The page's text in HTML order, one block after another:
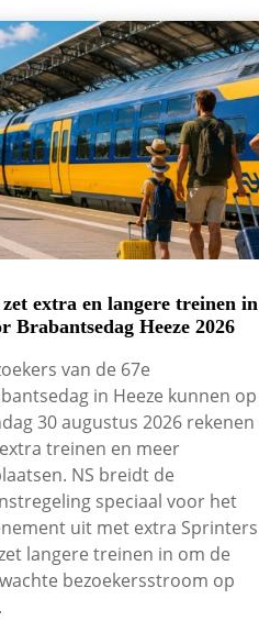
zet extra en langere treinen in
Brabantsedag Heeze 2026
van de 67e
in Heeze kunnen op
30 augustus 2026 rekenen
treinen en meer
NS breidt de
speciaal voor het
uit met extra Sprinters
langere treinen in om de
bezoekersstroom op